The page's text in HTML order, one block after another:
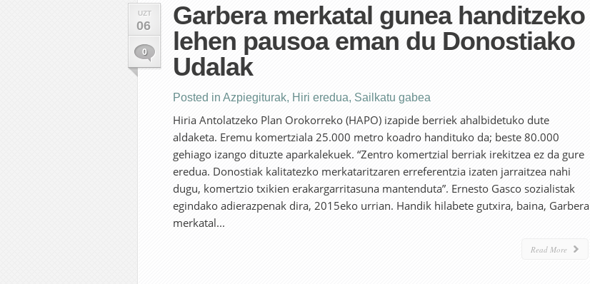
UZT
06
0
Garbera merkatal gunea handitzeko
lehen pausoa eman du Donostiako
Udalak
Posted in Azpiegiturak, Hiri eredua, Sailkatu gabea
Hiria Antolatzeko Plan Orokorreko (HAPO) izapide berriek ahalbidetuko dute
aldaketa. Eremu komertziala 25.000 metro koadro handituko da; beste 80.000
gehiago izango dituzte aparkalekuek. “Zentro komertzial berriak irekitzea ez da gure
eredua. Donostiak kalitatezko merkataritzaren erreferentzia izaten jarraitzea nahi
dugu, komertzio txikien erakargarritasuna mantenduta”. Ernesto Gasco sozialistak
egindako adierazpenak dira, 2015eko urrian. Handik hilabete gutxira, baina, Garbera
merkatal...
Read More